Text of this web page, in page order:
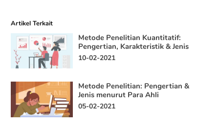
Artikel Terkait
Metode Penelitian Kuantitatif:
Pengertian, Karakteristik & Jenis
10-02-2021
Metode Penelitian: Pengertian &
Jenis menurut Para Ahli
05-02-2021